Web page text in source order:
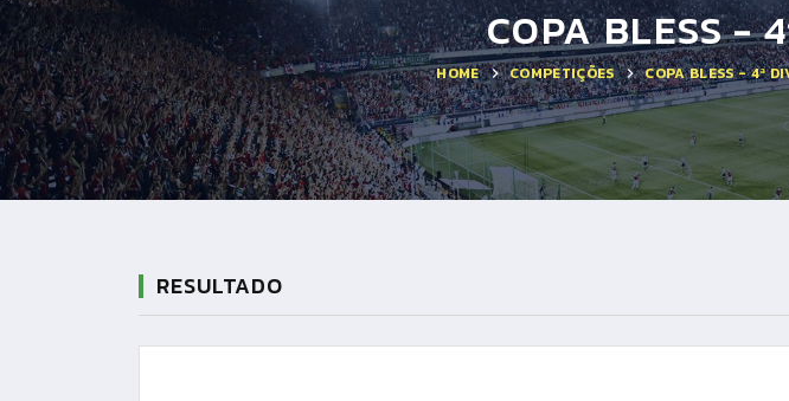
COPA BLESS -
HOME COMPETIÇÕES COPA BLESS - 4ª
RESULTADO